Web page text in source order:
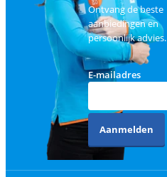
Ontvang de beste
aanbiedingen en
persoonlijk advies.
E-mailadres
Aanmelden